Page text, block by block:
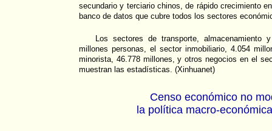
secundario y terciario chinos, de rápido crecimiento
banco de datos que cubre todos los sectores
Los sectores de transporte, almacenamiento
millones personas, el sector inmobiliario, 4.054
minorista, 46.778 millones, y otros negocios en el
muestran las estadísticas. (Xinhuanet)
Censo económico no
la política macro-